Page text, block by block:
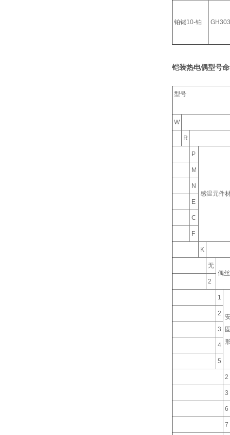
铂铑10-铂
铠装热电偶型号
型号
W
R
P
感温元件
M
N
E
C
F
K
无
偶
2
1
2
3
4
5
2
3
6
7